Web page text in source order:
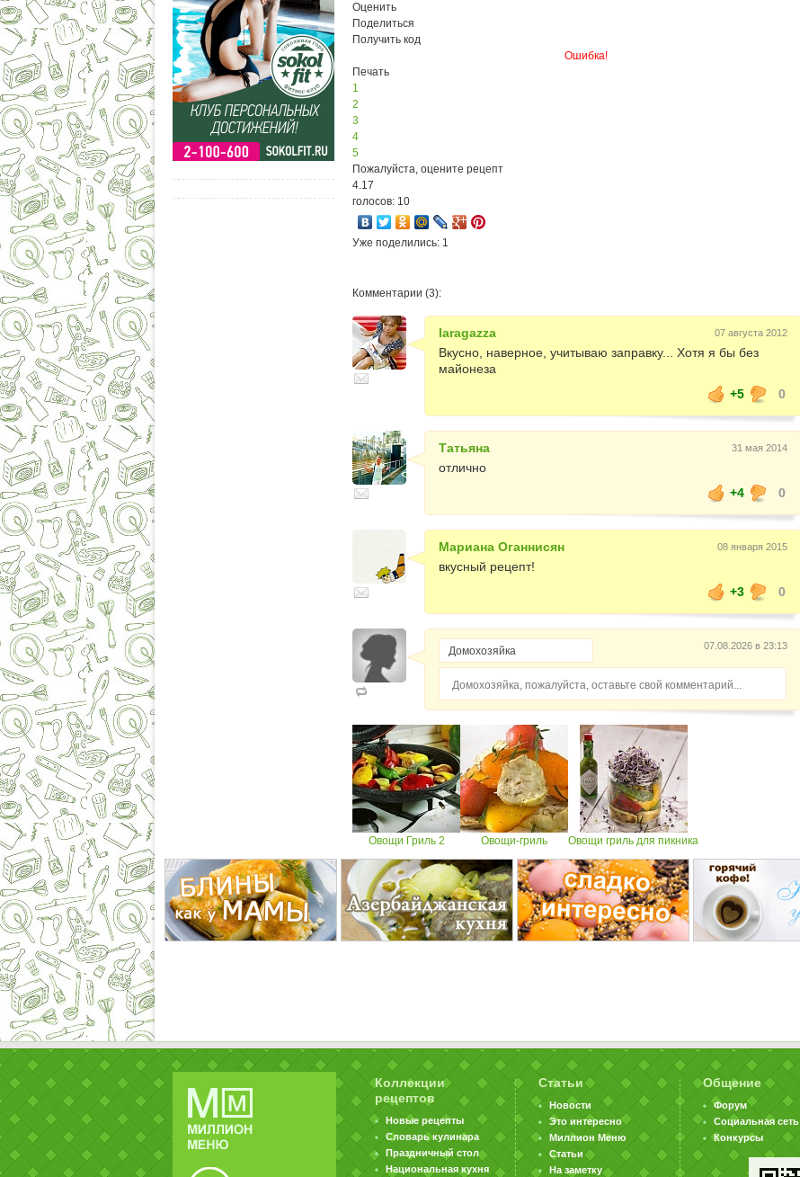
Оценить
Поделиться
Получить код
Ошибка!
Печать
1
2
3
4
5
Пожалуйста, оцените рецепт
4.17
голосов: 10
Уже поделились: 1
Комментарии (3):
laragazza 07 августа 2012
Вкусно, наверное, учитываю заправку... Хотя я бы без
майонеза
+5
0
Татьяна 31 мая 2014
отлично
+4
0
Мариана Оганнисян 08 января 2015
вкусный рецепт!
+3
0
07.08.2026 в 23:13
Домохозяйка, пожалуйста, оставьте свой комментарий...
Овощи Гриль 2 Овощи-гриль Овощи гриль для пикника
Коллекции
рецептов
Новые рецепты
Словарь кулинара
Праздничный стол
Национальная кухня
Статьи
Новости
Это интересно
Миллион Меню
Статьи
На заметку
Общение
Форум
Социальная сеть
Конкурсы